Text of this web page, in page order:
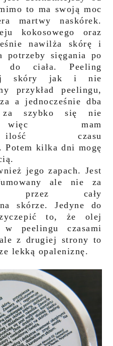
to ma swoją moc
martwy naskórek.
kokosowego oraz
nawilża skórę i
sięgania po
do ciała. Peeling
skóry jak i nie
przykład peelingu,
a jednocześnie dba
szybko się nie
więc mam
ilość czasu
Potem kilka dni mogę
jego zapach. Jest
ale nie za
przez cały
skórze. Jedyne do
to, że olej
w peelingu czasami
z drugiej strony to
lekką opaleniznę.